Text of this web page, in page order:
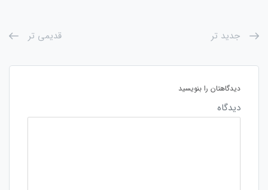
جدید تر قدیمی تر
دیدگاهتان را بنویسید
دیدگاه